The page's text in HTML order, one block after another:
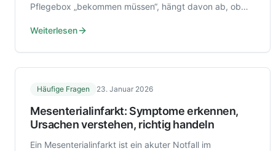
Pflegebox „bekommen müssen“, hängt davon ab, ob
Weiterlesen
Häufige Fragen 23. Januar 2026
Mesenterialinfarkt: Symptome erkennen,
Ursachen verstehen, richtig handeln
Ein Mesenterialinfarkt ist ein akuter Notfall im